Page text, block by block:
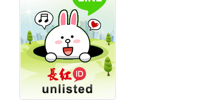
價金將達996億
宇辰系統科技:宇辰業績
創新高 啟動興櫃轉上櫃
計畫
明緯企業:明緯永續科技
競賽 以電源驅動善的力
量
秀育企業:秀育SHO-U儲
能系統 獲國內首張CNS
認證